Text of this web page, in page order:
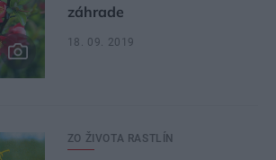
záhrade
18. 09. 2019
ZO ŽIVOTA RASTLÍN